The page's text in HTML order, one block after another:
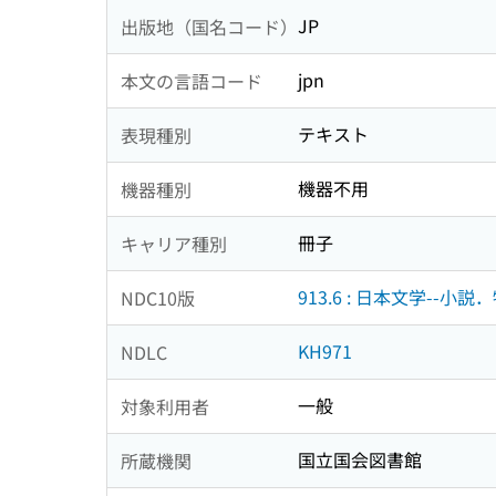
出版地（国名コード） JP
本文の言語コード jpn
表現種別 テキスト
機器種別 機器不用
キャリア種別 冊子
NDC10版 913.6 : 日本文学--小説
NDLC KH971
対象利用者 一般
所蔵機関 国立国会図書館